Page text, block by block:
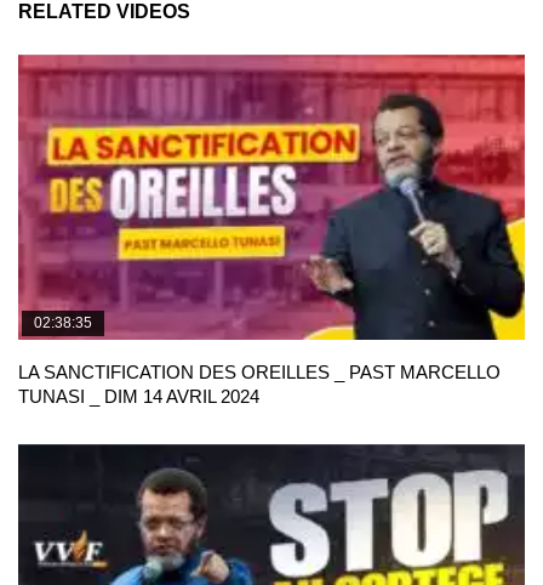
RELATED VIDEOS
02:38:35
LA SANCTIFICATION DES OREILLES _ PAST MARCELLO
TUNASI _ DIM 14 AVRIL 2024